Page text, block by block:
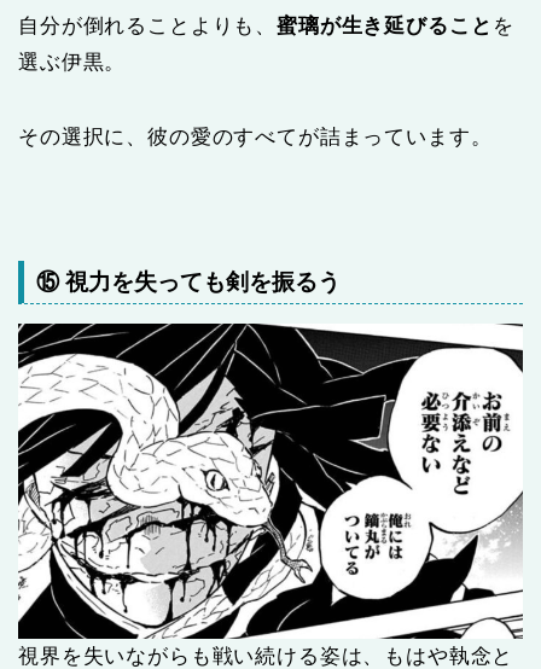
自分が倒れることよりも、蜜璃が生き延びること を
選ぶ伊黒。
その選択に、彼の愛のすべてが詰まっています。
⑮ 視力を失っても剣を振るう
視界を失いながらも戦い続ける姿は、もはや執念と